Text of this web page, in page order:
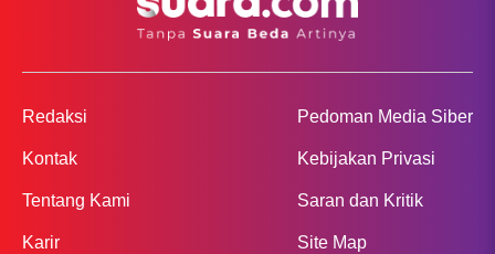
Redaksi
Kontak
Tentang Kami
Karir
Pedoman Media Siber
Kebijakan Privasi
Saran dan Kritik
Site Map